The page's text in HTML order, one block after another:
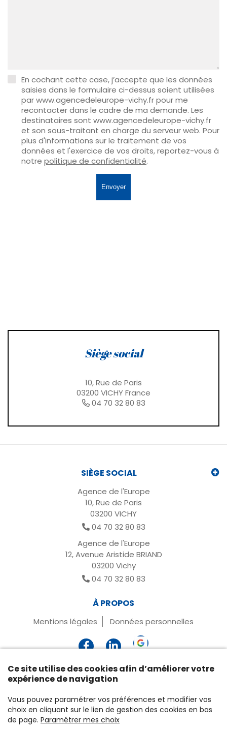
En cochant cette case, j’accepte que les données
saisies dans le formulaire ci-dessus soient utilisées
par www.agencedeleurope-vichy.fr pour me
recontacter dans le cadre de ma demande. Les
destinataires sont www.agencedeleurope-vichy.fr
et son sous-traitant en charge du serveur web. Pour
plus d'informations sur le traitement de vos
données et l'exercice de vos droits, reportez-vous à
notre politique de confidentialité.
Envoyer
Siège social
10, Rue de Paris
03200 VICHY France
04 70 32 80 83
SIÈGE SOCIAL
Agence de l'Europe
10, Rue de Paris
03200 VICHY
04 70 32 80 83
Agence de l'Europe
12, Avenue Aristide BRIAND
03200 Vichy
04 70 32 80 83
À PROPOS
Mentions légales Données personnelles
Ce site utilise des cookies afin d’améliorer votre
expérience de navigation
Vous pouvez paramétrer vos préférences et modifier vos
choix en cliquant sur le lien de gestion des cookies en bas
de page. Paramétrer mes choix